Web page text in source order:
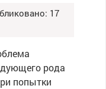
17
рода
попытки